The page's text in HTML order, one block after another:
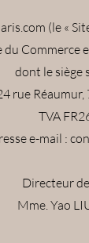
(le «
Commerce
dont le siège
rue
TVA
e-mail :
Directeur
Mme. Yao